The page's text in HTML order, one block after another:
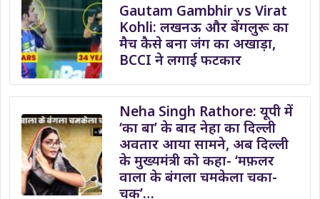
Gautam Gambhir vs Virat
Kohli: लखनऊ और बेंगलुरू का
मैच कैसे बना जंग का अखाड़ा,
BCCI ने लगाई फटकार
Neha Singh Rathore: यूपी में
‘का बा’ के बाद नेहा का दिल्ली
अवतार आया सामने, अब दिल्ली
के मुख्यमंत्री को कहा- ‘मफ़लर
वाला के बंगला चमकेला चका-
चक’…